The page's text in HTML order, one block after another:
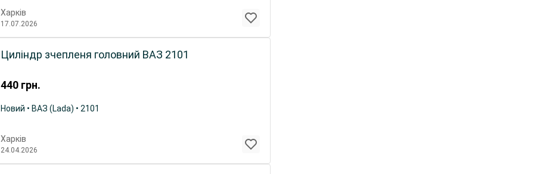
Харків
17.07.2026
440 грн.
Циліндр зчепленя головний ВАЗ 2101
Новий • ВАЗ (Lada) • 2101
Харків
24.04.2026